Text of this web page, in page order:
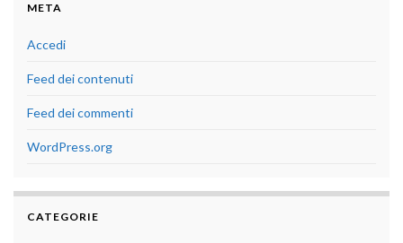
META
Accedi
Feed dei contenuti
Feed dei commenti
WordPress.org
CATEGORIE